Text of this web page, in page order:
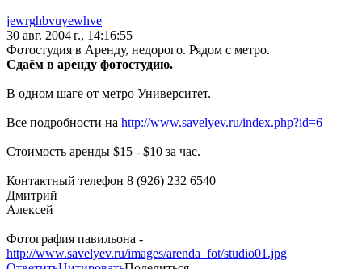
jewrghbvuyewhve
30 авг. 2004 г., 14:16:55
Фотостудия в Аренду, недорого. Рядом с метро.
Сдаём в аренду фотостудию.
В одном шаге от метро Университет.
Все подробности на http://www.savelyev.ru/index.php?id=6
Стоимость аренды $15 - $10 за час.
Контактный телефон 8 (926) 232 6540
Дмитрий
Алексей
Фотография павильона -
http://www.savelyev.ru/images/arenda_fot/studio01.jpg